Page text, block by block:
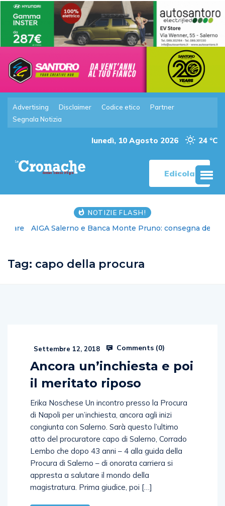
Advertising Disclaimer Codice etico
Partner
Segnala Notizia
lunedì, 10 Agosto 2026 24 °C
Edicola
NOTIZIE FLASH!
AIGA Salerno e Banca Monte Pruno: consegna dei
Ancora un’inchiesta e poi
il meritato riposo
Erika Noschese Un incontro presso la Procura
di Napoli per un’inchiesta, ancora agli inizi
congiunta con Salerno. Sarà questo l’ultimo
atto del procuratore capo di Salerno, Corrado
Lembo che dopo 43 anni – 4 alla guida della
Procura di Salerno – di onorata carriera si
appresta a salutare il mondo della